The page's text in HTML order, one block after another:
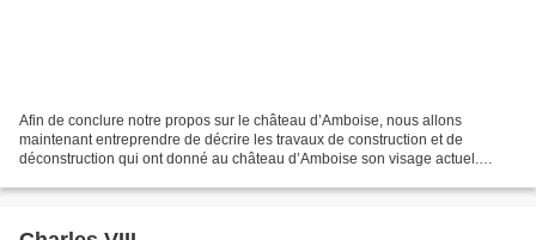
Afin de conclure notre propos sur le château d’Amboise, nous allons
maintenant entreprendre de décrire les travaux de construction et de
déconstruction qui ont donné au château d’Amboise son visage actuel.